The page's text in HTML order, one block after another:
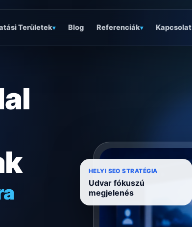
Területek▾ Blog Referenciák▾ Kapcsolat
HELYI SEO STRATÉGIA
Udvar fókuszú
megjelenés